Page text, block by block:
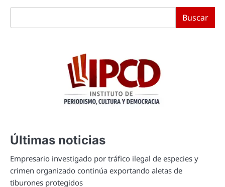
Buscar
Últimas noticias
Empresario investigado por tráfico ilegal de especies y
crimen organizado continúa exportando aletas de
tiburones protegidos